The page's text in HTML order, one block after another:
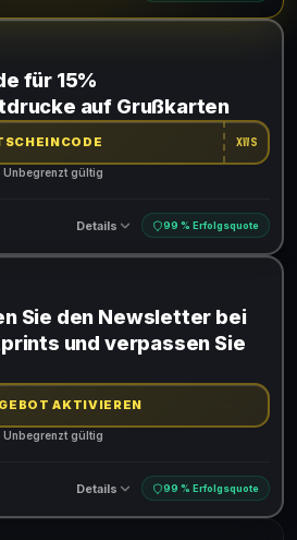
Produkte
ein, um den Rabatt zu erhalten
für 15%
auf Grußkarten
XWS
Unbegrenzt gültig
Details 99 % Erfolgsquote
Produkte
ein, um den Rabatt zu erhalten
Sie den Newsletter bei
und verpassen Sie
AKTIVIEREN
Unbegrenzt gültig
Details 99 % Erfolgsquote